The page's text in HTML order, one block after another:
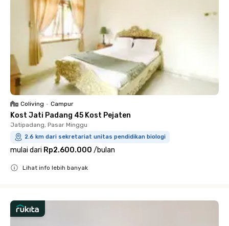
Coliving • Campur
Kost Jati Padang 45 Kost Pejaten
Jatipadang, Pasar Minggu
2.6 km dari sekretariat unitas pendidikan biologi
mulai dari Rp2.600.000 /bulan
Lihat info lebih banyak